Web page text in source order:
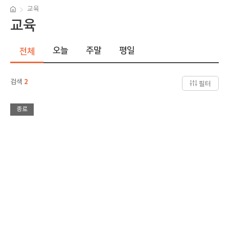
교육
교육
전체 오늘 주말 평일
검색 2 필터
종료